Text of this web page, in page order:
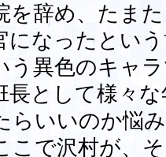
を辞め、たま
になったとい
う異色のキャ
として様々
らいいのか悩
こで沢村が、